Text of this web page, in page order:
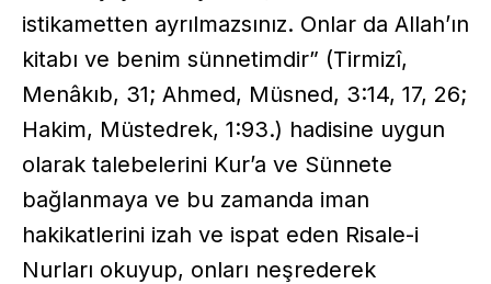
istikametten ayrılmazsınız. Onlar da Allah’ın
kitabı ve benim sünnetimdir” (Tirmizî,
Menâkıb, 31; Ahmed, Müsned, 3:14, 17, 26;
Hakim, Müstedrek, 1:93.) hadisine uygun
olarak talebelerini Kur’a ve Sünnete
bağlanmaya ve bu zamanda iman
hakikatlerini izah ve ispat eden Risale-i
Nurları okuyup, onları neşrederek